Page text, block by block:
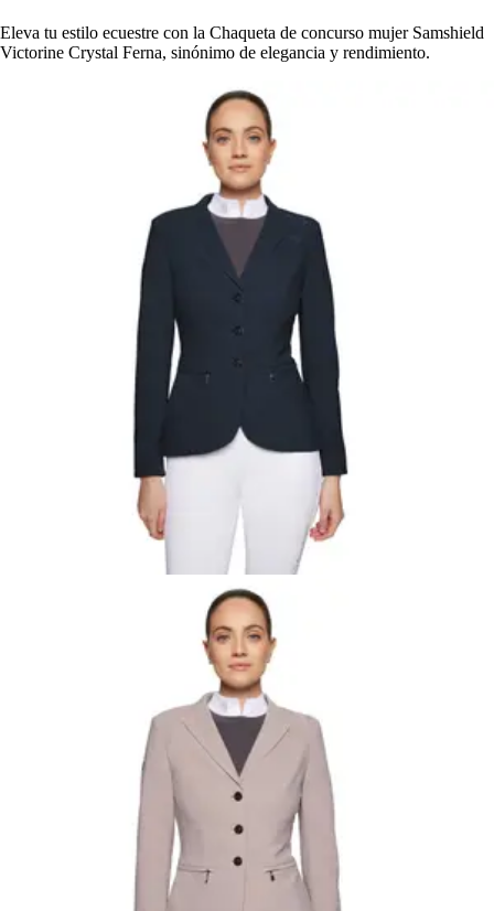
Eleva tu estilo ecuestre con la Chaqueta de concurso mujer Samshield
Victorine Crystal Ferna, sinónimo de elegancia y rendimiento.